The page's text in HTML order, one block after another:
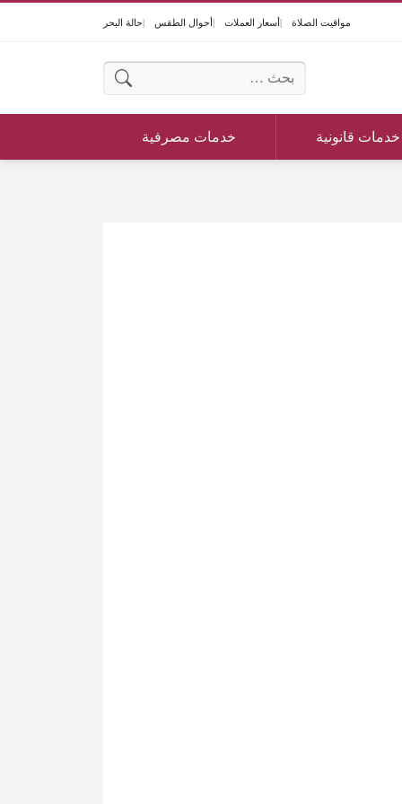
مواقيت الصلاة أسعار العملات أحوال الطقس حالة البحر
البحث عن:
خدمات قانونية خدمات مصرفية